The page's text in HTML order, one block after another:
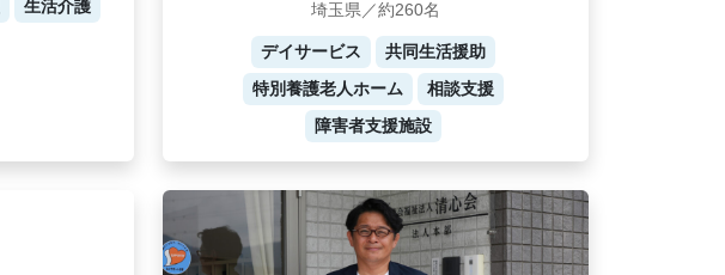
生活介護
埼玉県／約260名
デイサービス
共同生活援助
特別養護老人ホーム
相談支援
障害者支援施設